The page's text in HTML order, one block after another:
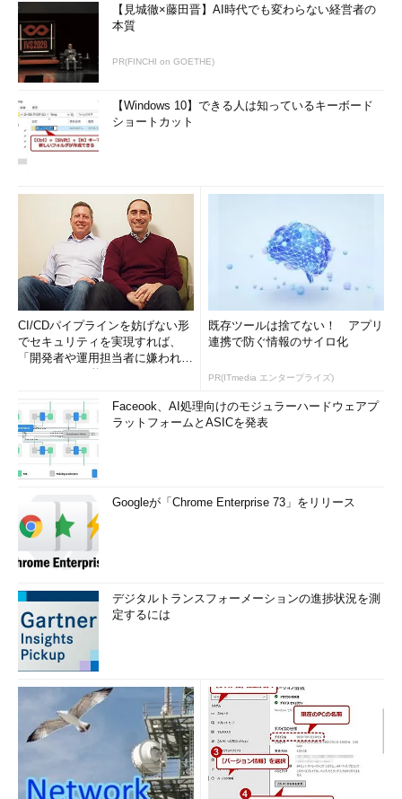
【見城徹×藤田晋】AI時代でも変わらない経営者の
本質
PR(FINCHI on GOETHE)
【Windows 10】できる人は知っているキーボード
ショートカット
CI/CDパイプラインを妨げない形
でセキュリティを実現すれば、
「開発者や運用担当者に嫌われな
既存ツールは捨てない！ アプリ
連携で防ぐ情報のサイロ化
PR(ITmedia エンタープライズ)
Faceook、AI処理向けのモジュラーハードウェアプ
ラットフォームとASICを発表
Googleが「Chrome Enterprise 73」をリリース
デジタルトランスフォーメーションの進捗状況を測
定するには